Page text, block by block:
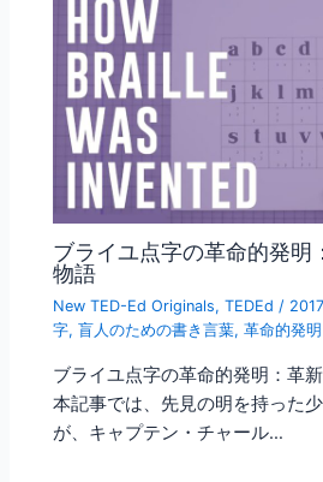
ブライユ点字の革命的発明
物語
New TED-Ed Originals,TEDEd /
字,盲人のための書き言葉,革命的発明
ブライユ点字の革命的発明：革
本記事では、先見の明を持った
が、キャプテン・チャール…